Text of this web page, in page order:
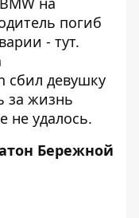
погиб
- тут.
сбил девушку
за жизнь
не удалось.
Бережной